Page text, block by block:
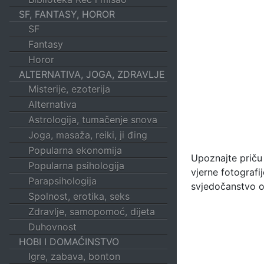
SF, FANTASY, HOROR
SF
Fantasy
Horor
ALTERNATIVA, JOGA, ZDRAVLJE
Misterije, ezoterija
Alternativa
Astrologija, tumačenje snova
Joga, masaža, reiki, ji đing
Popularna ekonomija
Popularna psihologija
Parapsihologija
Spolnost, erotika, seks
Zdravlje, samopomoć, dijeta
Duhovnost
HOBI I DOMAĆINSTVO
Igre, zabava, bonton
Upoznajte
vjerne
svjedočanstvo